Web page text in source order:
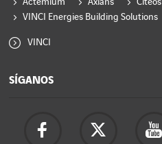
VINCI Energies Building Solutions
VINCI
SÍGANOS